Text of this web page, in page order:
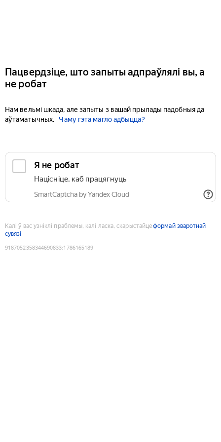
Пацвердзіце, што запыты адпраўлялі вы, а
не робат
Нам вельмі шкада, але запыты з вашай прылады падобныя да
аўтаматычных.
Чаму гэта магло адбыцца?
Я не робат
Націсніце, каб працягнуць
SmartCaptcha by Yandex Cloud
Калі ў вас узніклі праблемы, калі ласка, скарыстайцеформай зваротнай
сувязі
9187052358344690833:1786165189